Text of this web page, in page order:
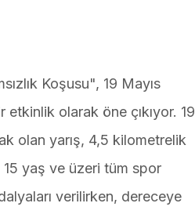
Koşusu", 19 Mayıs
olarak öne çıkıyor. 19
olan yarış, 4,5 kilometrelik
15 yaş ve üzeri tüm spor
verilirken, dereceye